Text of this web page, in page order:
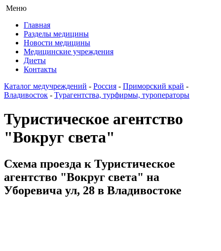
Меню
Главная
Разделы медицины
Новости медицины
Медицинские учреждения
Диеты
Контакты
Каталог медучреждений - Россия - Приморский край -
Владивосток - Турагентства, турфирмы, туроператоры
Туристическое агентство
"Вокруг света"
Схема проезда к Туристическое
агентство "Вокруг света" на
Уборевича ул, 28 в Владивостоке